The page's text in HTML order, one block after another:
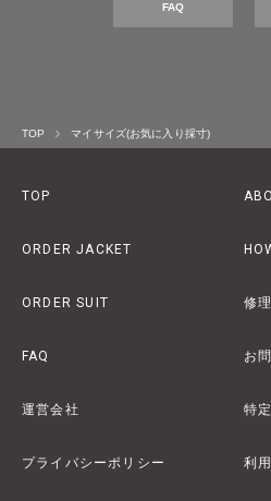
FAQ
TOP マイサイズ(お気に入り採寸)
TOP
ORDER JACKET
ORDER SUIT 修
FAQ お
運営会社 特
プライバシーポリシー 利